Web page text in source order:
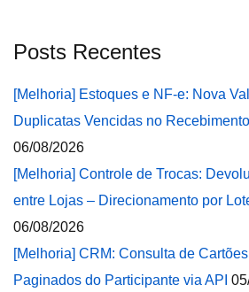
Posts Recentes
[Melhoria] Estoques e NF-e: Nova
Duplicatas Vencidas no
06/08/2026
[Melhoria] Controle de Trocas:
entre Lojas – Direcionamento por
06/08/2026
[Melhoria] CRM: Consulta de
Paginados do Participante via API